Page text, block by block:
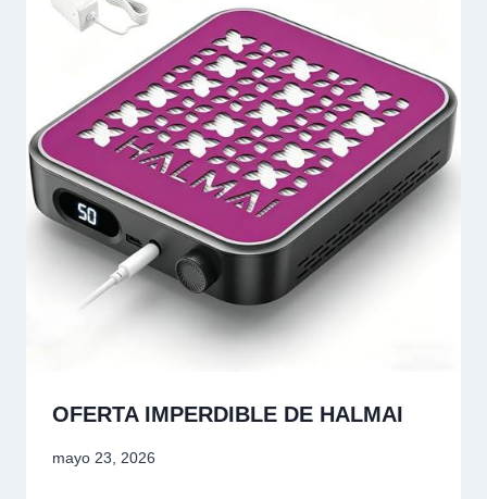
OFERTA IMPERDIBLE DE HALMAI
mayo 23, 2026